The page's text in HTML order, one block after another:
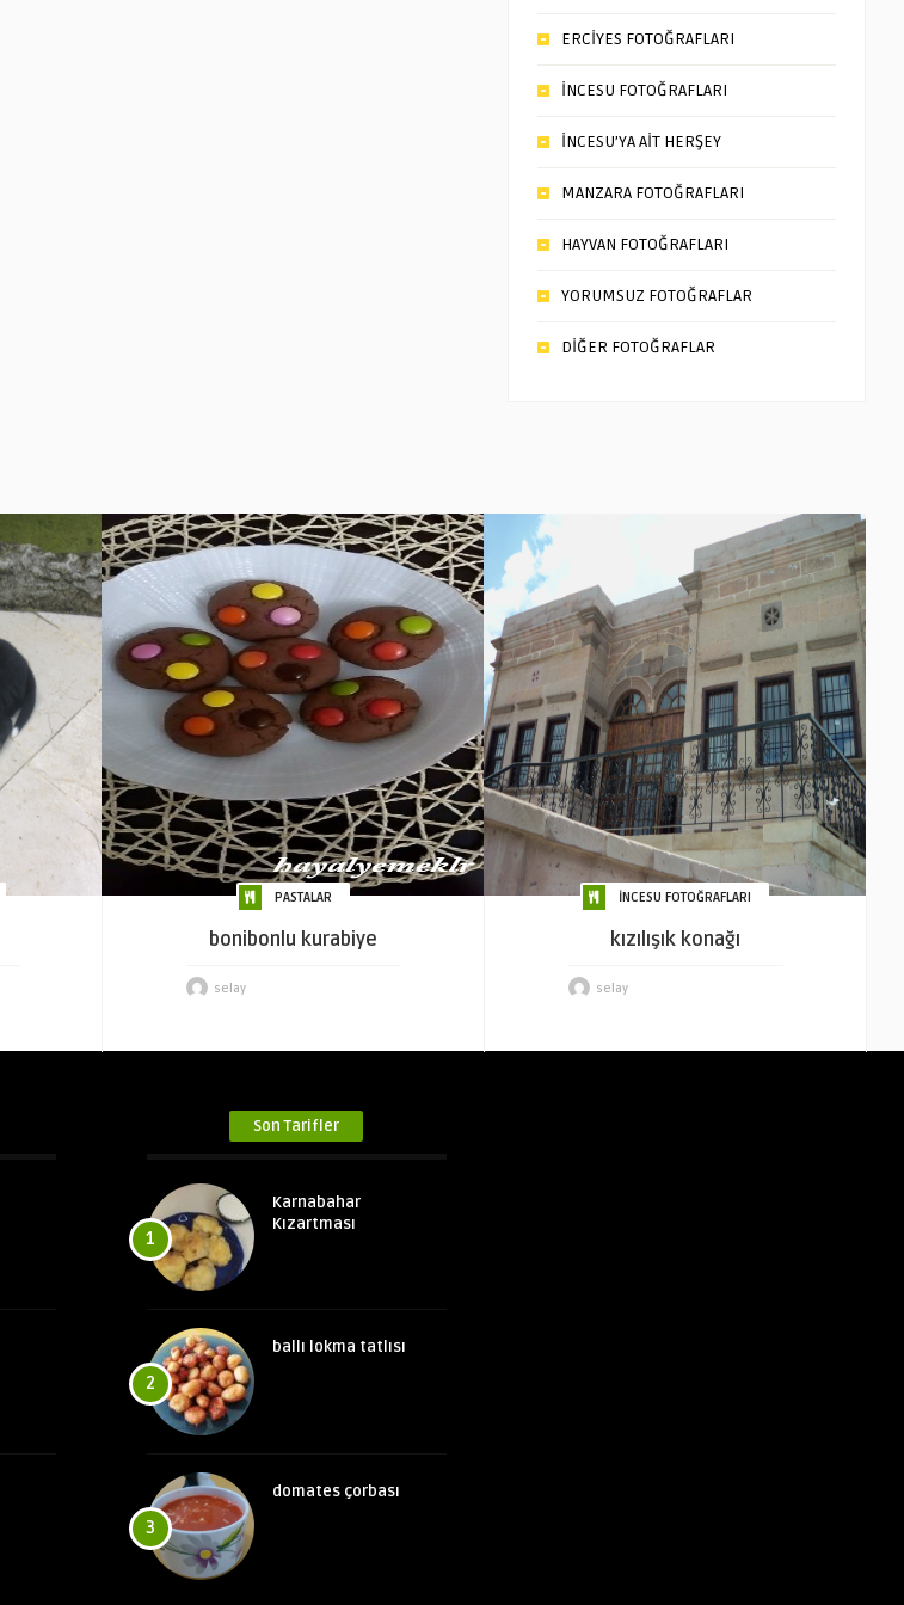
ERCİYES FOTOĞRAFLARI
İNCESU FOTOĞRAFLARI
İNCESU’YA AİT HERŞEY
MANZARA FOTOĞRAFLARI
HAYVAN FOTOĞRAFLARI
YORUMSUZ FOTOĞRAFLAR
DİĞER FOTOĞRAFLAR
PASTALAR
bonibonlu kurabiye
selay
İNCESU FOTOĞRAFLARI
kızılışık konağı
selay
Son Tarifler
1
Karnabahar
Kızartması
2
ballı lokma tatlısı
3
domates çorbası